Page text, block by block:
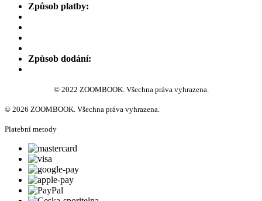
Způsob platby:
Způsob dodání:
© 2022 ZOOMBOOK. Všechna práva vyhrazena.
© 2026 ZOOMBOOK. Všechna práva vyhrazena.
Platební metody